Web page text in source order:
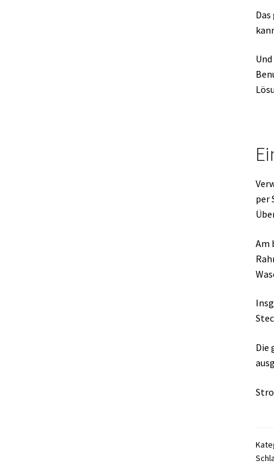
per
Am
Die